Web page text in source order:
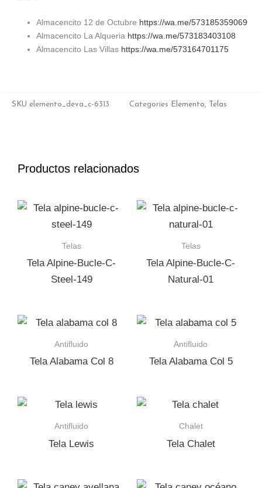
Almacencito 12 de Octubre https://wa.me/573185359069
Almacencito La Alqueria https://wa.me/573183403108
Almacencito Las Villas https://wa.me/573164701175
SKU elemento_deva_c-6313 Categories Elemento, Telas
Productos relacionados
Telas
Tela Alpine-Bucle-C-
Steel-149
Telas
Tela Alpine-Bucle-C-
Natural-01
Antifluido
Tela Alabama Col 8
Antifluido
Tela Alabama Col 5
Antifluido
Tela Lewis
Chalet
Tela Chalet